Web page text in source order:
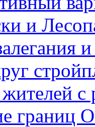
и
с
границ